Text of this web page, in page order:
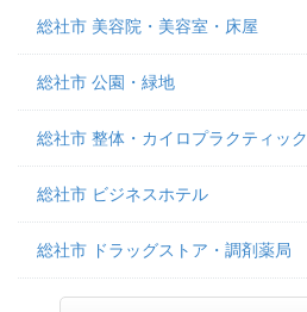
総社市 美容院・美容室・床屋
総社市 公園・緑地
総社市 整体・カイロプラクティック
総社市 ビジネスホテル
総社市 ドラッグストア・調剤薬局